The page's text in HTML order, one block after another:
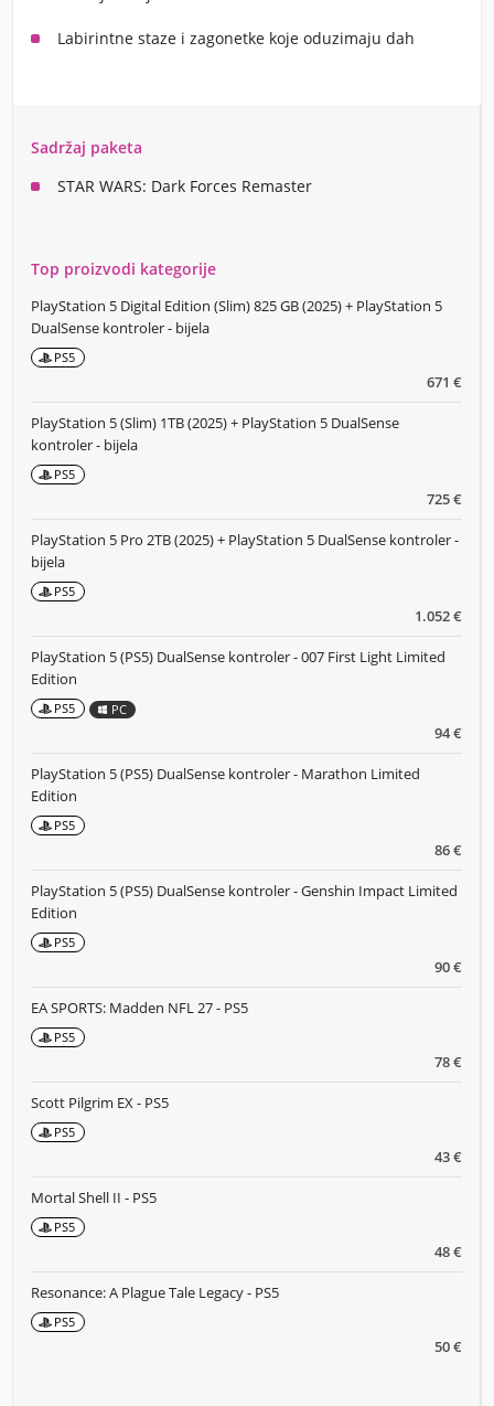
Labirintne staze i zagonetke koje oduzimaju dah
Sadržaj paketa
STAR WARS: Dark Forces Remaster
Top proizvodi kategorije
671 €
PlayStation 5 Digital Edition (Slim) 825 GB (2025) + PlayStation 5
DualSense kontroler - bijela
PS5
725 €
PlayStation 5 (Slim) 1TB (2025) + PlayStation 5 DualSense
kontroler - bijela
PS5
1.052 €
PlayStation 5 Pro 2TB (2025) + PlayStation 5 DualSense kontroler -
bijela
PS5
94 €
PlayStation 5 (PS5) DualSense kontroler - 007 First Light Limited
Edition
PS5 PC
86 €
PlayStation 5 (PS5) DualSense kontroler - Marathon Limited
Edition
PS5
90 €
PlayStation 5 (PS5) DualSense kontroler - Genshin Impact Limited
Edition
PS5
78 €
EA SPORTS: Madden NFL 27 - PS5
PS5
43 €
Scott Pilgrim EX - PS5
PS5
48 €
Mortal Shell II - PS5
PS5
50 €
Resonance: A Plague Tale Legacy - PS5
PS5